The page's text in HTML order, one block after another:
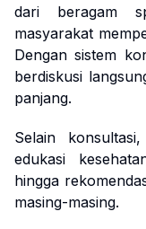
dari beragam
masyarakat
Dengan sistem
berdiskusi
panjang.
Selain
edukasi
hingga
masing-masing.